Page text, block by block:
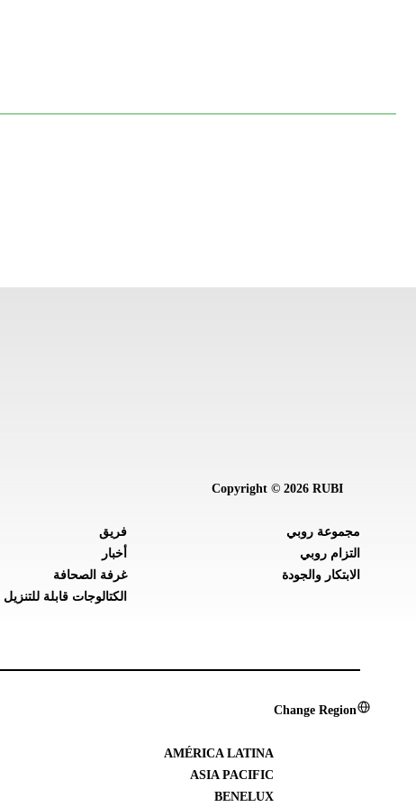
Copyright © 2026 RUBI
مجموعة روبي
التزام روبي
الابتكار والجودة
فريق
أخبار
غرفة الصحافة
الكتالوجات قابلة للتنزيل
Change Region
AMÉRICA LATINA
ASIA PACIFIC
BENELUX